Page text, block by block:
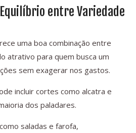
entre Variedade
uma boa combinação entre
atrativo para quem busca um
sem exagerar nos gastos.
incluir cortes como alcatra e
dos paladares.
saladas e farofa,